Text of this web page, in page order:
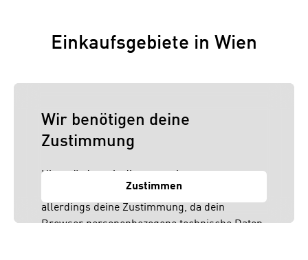
Einkaufsgebiete in Wien
Wir benötigen deine
Zustimmung
Hier würden wir dir gerne einen externen
Inhalt anzeigen. Dafür benötigen wir
allerdings deine Zustimmung, da dein
Browser personenbezogene technische Daten
Zustimmen